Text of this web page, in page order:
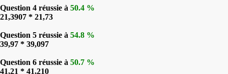
Question 4 réussie à 50.4 %
21,3907 * 21,73
Question 5 réussie à 54.8 %
39,97 * 39,097
Question 6 réussie à 50.7 %
41,21 * 41,210